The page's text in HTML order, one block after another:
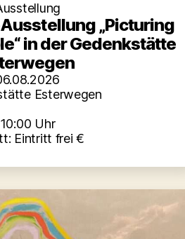
„Picturing
in der Gedenkstätte
Esterwegen
10:00 Uhr
Eintritt frei €